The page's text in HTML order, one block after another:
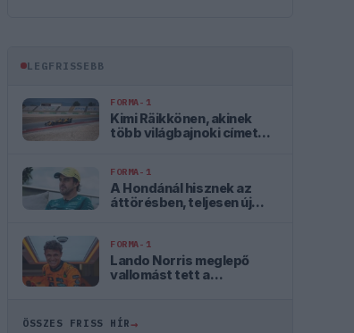
LEGFRISSEBB
FORMA-1
Kimi Räikkönen, akinek
több világbajnoki címet
FORMA-1
A Hondánál hisznek az
áttörésben, teljesen új
Aston Martinnal
FORMA-1
Lando Norris meglepő
vallomást tett a
ÖSSZES FRISS HÍR→